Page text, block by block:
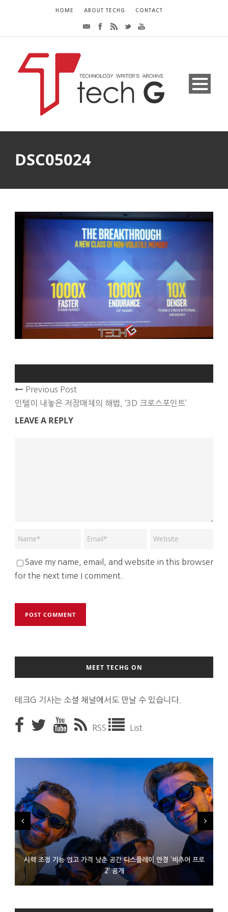
HOME ABOUT TECHG CONTACT
DSC05024
Previous Post
인텔이 내놓은 저장매체의 해법, ‘3D 크로스포인트’
LEAVE A REPLY
Save my name, email, and website in this browser
for the next time I comment.
MEET TECHG ON
테크G 기사는 소셜 채널에서도 만날 수 있습니다.
RSS List
시력 조정 기능 얹고 가격 낮춘 공간 디스플레이 안경 ‘비추어 프로
2’ 공개
D램 부족에 10억달러어치 아이폰18 프로세서 패키징 대기 중
300~400달러 반지형 스피커 준비하는 오픈AI